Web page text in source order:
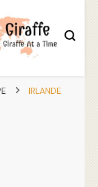
IRLANDE